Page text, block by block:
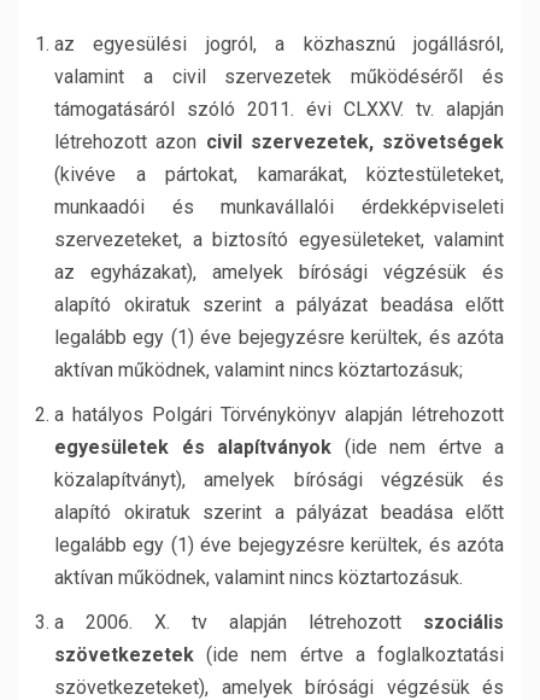
az egyesülési jogról, a közhasznú jogállásról,
valamint a civil szervezetek működéséről és
támogatásáról szóló 2011. évi CLXXV. tv. alapján
létrehozott azon civil szervezetek, szövetségek
(kivéve a pártokat, kamarákat, köztestületeket,
munkaadói és munkavállalói érdekképviseleti
szervezeteket, a biztosító egyesületeket, valamint
az egyházakat), amelyek bírósági végzésük és
alapító okiratuk szerint a pályázat beadása előtt
legalábbegy (1) éve bejegyzésre kerültek, és azóta
aktívan működnek, valamint nincs köztartozásuk;
a hatályos Polgári Törvénykönyv alapján létrehozott
egyesületek és alapítványok (ide nem értve a
közalapítványt), amelyek bírósági végzésük és
alapító okiratuk szerint a pályázat beadása előtt
legalábbegy (1) éve bejegyzésre kerültek, és azóta
aktívan működnek, valamint nincs köztartozásuk.
a 2006. X. tv alapján létrehozott szociális
szövetkezetek (ide nem értve a foglalkoztatási
szövetkezeteket), amelyek bírósági végzésük és